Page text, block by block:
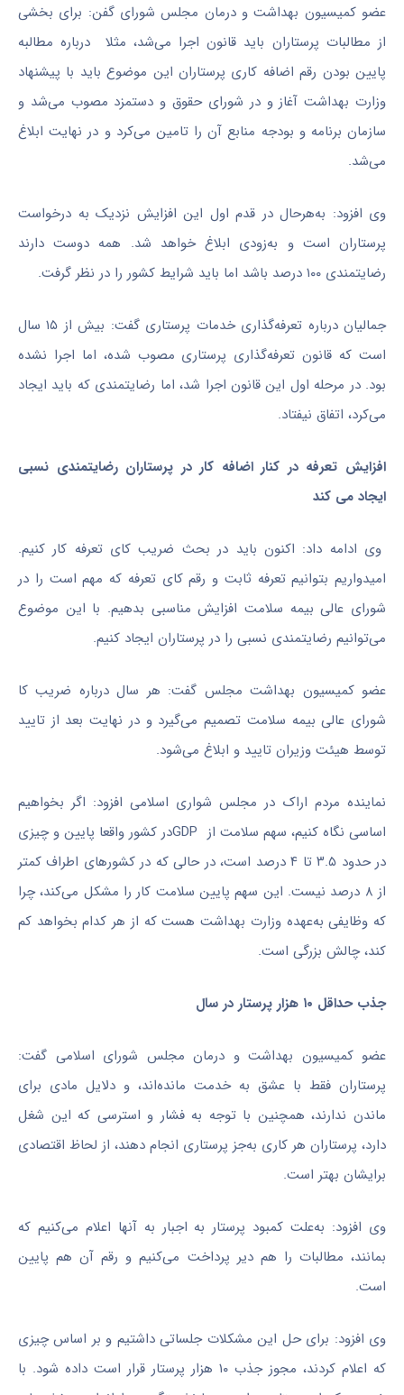
عضو کمیسیون بهداشت و درمان مجلس شورای گفن: برای بخشی
از مطالبات پرستاران باید قانون اجرا می‌شد، مثلا درباره مطالبه
پایین بودن رقم اضافه کاری پرستاران این موضوع باید با پیشنهاد
وزارت بهداشت آغاز و در شورای حقوق و دستمزد مصوب می‌شد و
سازمان برنامه و بودجه منابع آن را تامین می‌کرد و در نهایت ابلاغ
می‌شد.
وی افزود: به‌هرحال در قدم اول این افزایش نزدیک به درخواست
پرستاران است و به‌زودی ابلاغ خواهد شد. همه دوست دارند
رضایتمندی ۱۰۰ درصد باشد اما باید شرایط کشور را در نظر گرفت.
جمالیان درباره تعرفه‌گذاری خدمات پرستاری گفت: بیش از ۱۵ سال
است که قانون تعرفه‌گذاری پرستاری مصوب شده، اما اجرا نشده
بود. در مرحله اول این قانون اجرا شد، اما رضایتمندی که باید ایجاد
می‌کرد، اتفاق نیفتاد.
افزایش تعرفه در کنار اضافه کار در پرستاران رضایتمندی نسبی
ایجاد می کند
وی ادامه داد: اکنون باید در بحث ضریب کای تعرفه کار کنیم.
امیدواریم بتوانیم تعرفه‌ ثابت و رقم کای تعرفه که مهم است را در
شورای عالی بیمه سلامت افزایش مناسبی بدهیم. با این موضوع
می‌توانیم رضایتمندی نسبی را در پرستاران ایجاد کنیم.
عضو کمیسیون بهداشت مجلس گفت: هر سال درباره ضریب کا
شورای عالی بیمه سلامت تصمیم می‌گیرد و در نهایت بعد از تایید
توسط هیئت وزیران تایید و ابلاغ می‌شود.
نماینده مردم اراک در مجلس شواری اسلامی افزود: اگر بخواهیم
اساسی نگاه کنیم، سهم سلامت از GDPدر کشور واقعا پایین و چیزی
در حدود ۳.۵ تا ۴ درصد است،‌ در حالی که در کشورهای اطراف کمتر
از ۸ درصد نیست. این سهم پایین سلامت کار را مشکل می‌کند،‌ چرا
که وظایفی به‌عهده وزارت بهداشت هست که از هر کدام بخواهد کم
کند، چالش بزرگی است.
جذب حداقل ۱۰ هزار پرستار در سال
عضو کمیسیون بهداشت و درمان مجلس شورای اسلامی گفت:
پرستاران فقط با عشق به خدمت مانده‌اند، و دلایل مادی برای
ماندن ندارند، همچنین با توجه به فشار و استرسی که این شغل
دارد، پرستاران هر کاری به‌جز پرستاری انجام دهند، از لحاظ اقتصادی
برایشان بهتر است.
وی افزود: به‌علت کمبود پرستار به اجبار به آنها اعلام می‌کنیم که
بمانند، مطالبات را هم دیر پرداخت می‌کنیم و رقم آن هم پایین
است.
وی افزود:‌ برای حل این مشکلات جلساتی داشتیم و بر اساس چیزی
که اعلام کردند، مجوز جذب ۱۰ هزار پرستار قرار است داده شود. با